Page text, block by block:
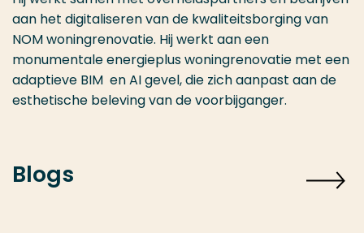
aan het digitaliseren van de kwaliteitsborging van
NOM woningrenovatie. Hij werkt aan een
monumentale energieplus woningrenovatie met een
adaptieve BIM en AI gevel, die zich aanpast aan de
esthetische beleving van de voorbijganger.
Blogs